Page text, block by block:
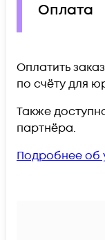
Оплата
Оплатить
по счёту для
Также
партнёра.
Подробнее об